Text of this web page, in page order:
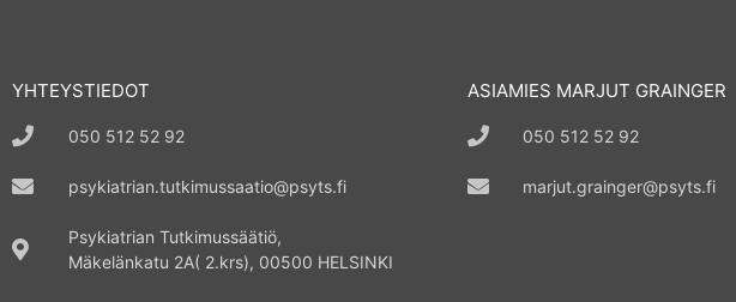
YHTEYSTIEDOT
050 512 52 92
psykiatrian.tutkimussaatio@psyts.fi
Psykiatrian Tutkimussäätiö,
Mäkelänkatu 2A( 2.krs), 00500 HELSINKI
ASIAMIES MARJUT GRAINGER
050 512 52 92
marjut.grainger@psyts.fi